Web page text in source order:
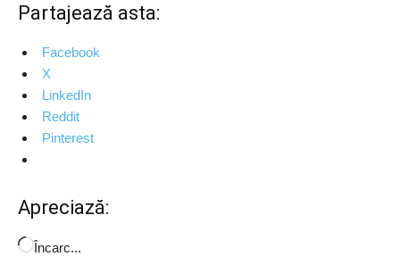
Partajează asta:
Facebook
X
LinkedIn
Reddit
Pinterest
Apreciază:
Încarc...